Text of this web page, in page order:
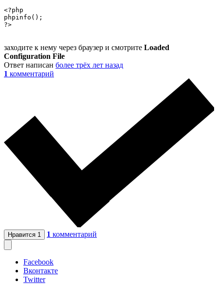
<?php
phpinfo();
?>
заходите к нему через браузер и смотрите Loaded
Configuration File
Ответ написан более трёх лет назад
1 комментарий
Нравится 1 1 комментарий
Facebook
Вконтакте
Twitter